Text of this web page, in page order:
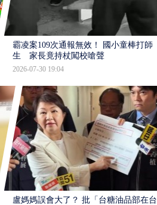
霸凌案109次通報無效！ 國小童棒打師
生 家長竟持杖闖校嗆聲
2026-07-30 19:04
盧媽媽誤會大了？ 批「台糖油品部在台